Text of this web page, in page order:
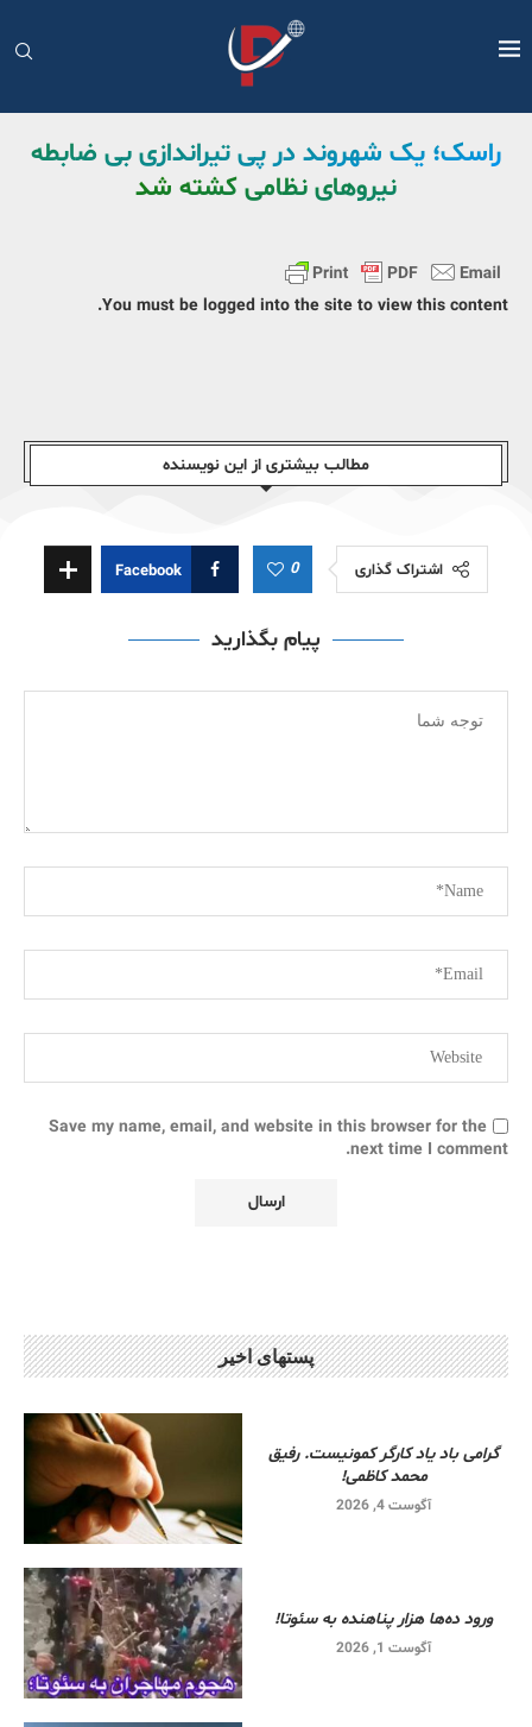
راسک؛ یک شهروند در پی تیراندازی بی ضابطه
نیروهای نظامی کشته شد
You must be logged into the site to view this content.
مطالب بیشتری از این نویسندە
اشتراک گذاری 0
Facebook
پیام بگذارید
Save my name, email, and website in this browser for the
next time I comment.
پستهای اخیر
گرامی باد یاد کارگر کمونیست. رفیق
محمد کاظمی!
آگوست 4, 2026
ورود ده‌ها هزار پناهنده به سئوتا!
آگوست 1, 2026